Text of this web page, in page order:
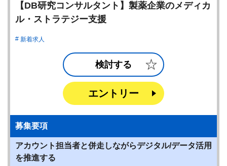
【DB研究コンサルタント】製薬企業のメディカ
ル・ストラテジー支援
新着求人
検討する
エントリー
募集要項
アカウント担当者と併走しながらデジタル/データ活用
を推進する